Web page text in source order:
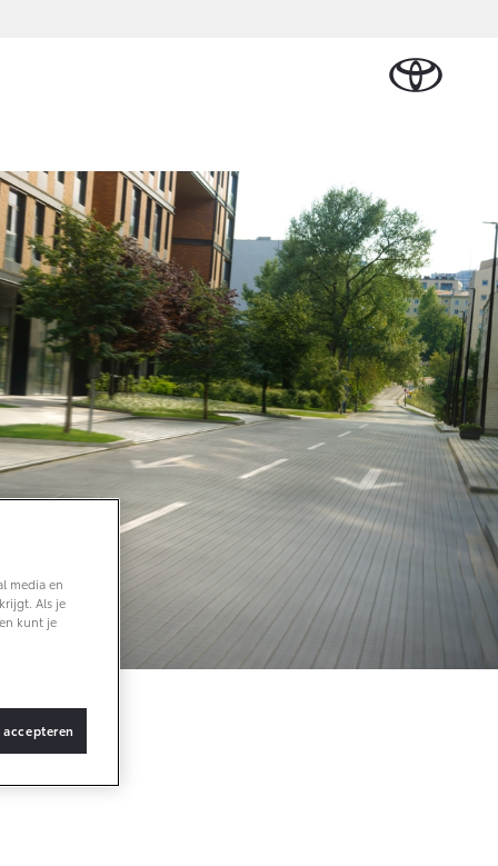
BATTERIJ-
ELEKTRISCH
Vanaf € 32.995,-
Toyota C-HR
OOK ALS PLUG-IN
HYBRIDE
bZ4X Touring
BATTERIJ-
Vanaf € 48.995,-
Vraag een brochure aan
Bekijk de verwachte
modellen
Accessoires
Onderdelen
Accessoires
Banden
Werkplaatsafspraak
maken
Contact en
Route
Thuislaadpakketten
Laadpas
Energie en slim
laden
Lease
Bedrijfswagens
op maat
Financieren of
leasen
Verzekeren
Vraag een
brochure
aan
Contact
en Route
auto
media en
Als je
kunt je